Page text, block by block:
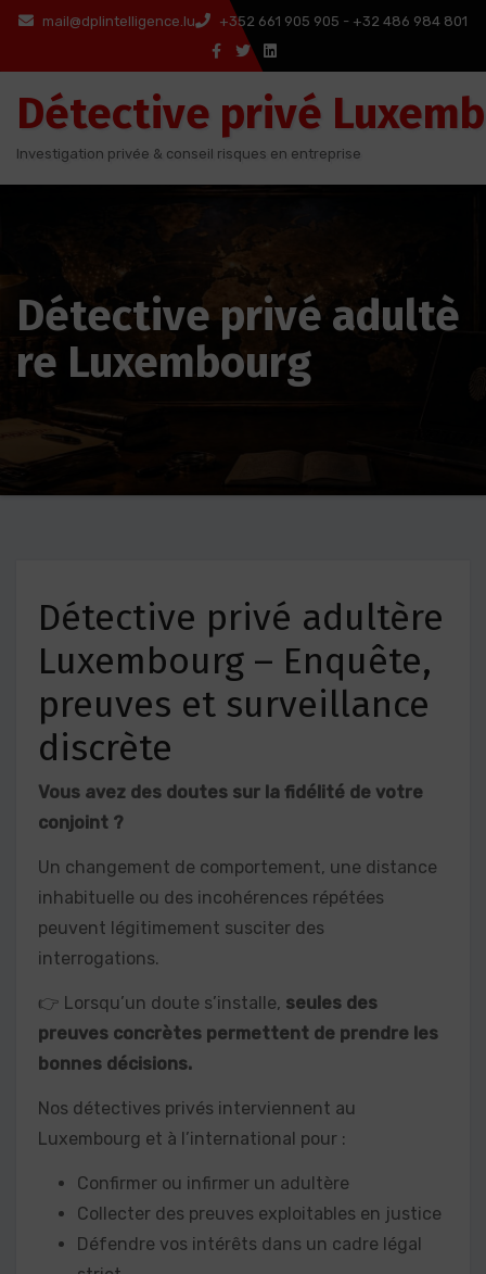
Aller
contenu
mail@dplintelligence.lu +352 661 905 905 - +32 486 984 801
Détective privé
Investigation privée & conseil risques en entreprise
Détective privé adultè
re Luxembourg
Détective privé adultère
Luxembourg – Enquête,
preuves et surveillance
discrète
Vous avez des doutes sur la fidélité de votre
conjoint ?
Un changement de comportement, une distance
inhabituelle ou des incohérences répétées
peuvent légitimement susciter des
interrogations.
👉 Lorsqu’un doute s’installe, seules des
preuves concrètes permettent de prendre les
bonnes décisions.
Nos détectives privés interviennent au
Luxembourg et à l’international pour :
Confirmer ou infirmer un adultère
Collecter des preuves exploitables en justice
Défendre vos intérêts dans un cadre légal